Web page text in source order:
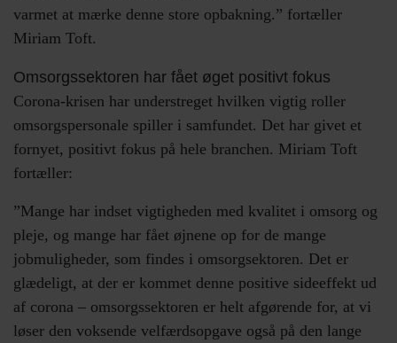
varmet at mærke denne store opbakning.” fortæller
Miriam Toft.
Omsorgssektoren har fået øget positivt fokus
Corona-krisen har understreget hvilken vigtig roller
omsorgspersonale spiller i samfundet. Det har givet et
fornyet, positivt fokus på hele branchen. Miriam Toft
fortæller:
”Mange har indset vigtigheden med kvalitet i omsorg og
pleje, og mange har fået øjnene op for de mange
jobmuligheder, som findes i omsorgsektoren. Det er
glædeligt, at der er kommet denne positive sideeffekt ud
af corona – omsorgssektoren er helt afgørende for, at vi
løser den voksende velfærdsopgave også på den lange